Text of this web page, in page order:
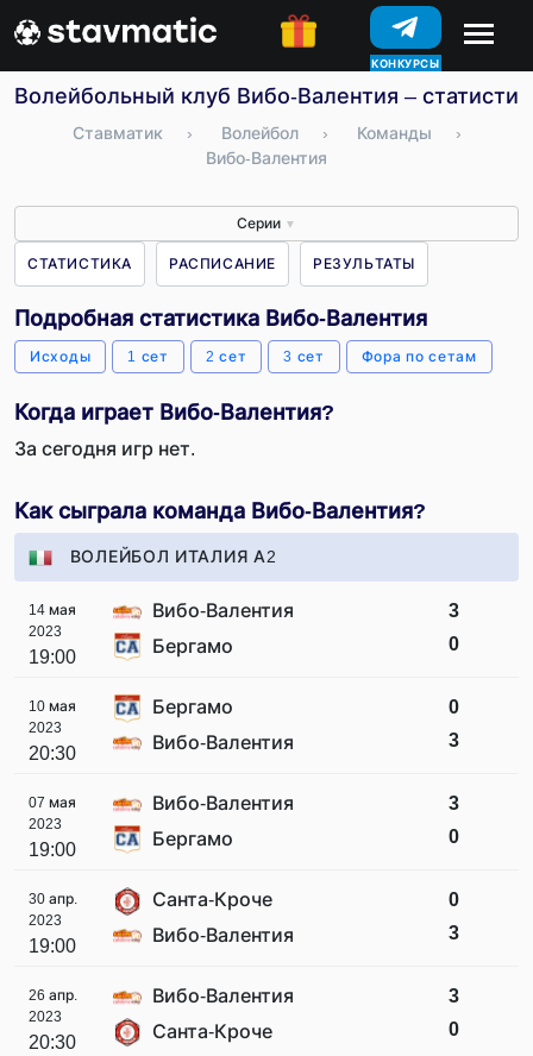
КОНКУРСЫ
Волейбольный клуб Вибо-Валентия –
Ставматик › Волейбол › Команды
›
Вибо-Валентия
Серии ▼
СТАТИСТИКА РАСПИСАНИЕ РЕЗУЛЬТАТЫ
Подробная статистика Вибо-Валентия
Исходы 1 сет 2 сет 3 сет Фора по сетам
Когда играет Вибо-Валентия?
За сегодня игр нет.
Как сыграла команда Вибо-Валентия?
ВОЛЕЙБОЛ ИТАЛИЯ А2
14 мая
2023
19:00
Вибо-Валентия
Бергамо
3
0
10 мая
2023
20:30
Бергамо
Вибо-Валентия
0
3
07 мая
2023
19:00
Вибо-Валентия
Бергамо
3
0
30 апр.
2023
19:00
Санта-Кроче
Вибо-Валентия
0
3
26 апр.
2023
20:30
Вибо-Валентия
Санта-Кроче
3
0